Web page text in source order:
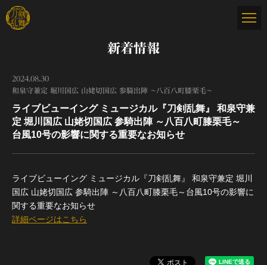
新着情報
2024.08.30
和泉守兼定 堀川国広 山姥切国広 参騎出陣 ～八百八町膝栗毛～
ライブビューイング ミュージカル『刀剣乱舞』 和泉守兼
定 堀川国広 山姥切国広 参騎出陣 ～八百八町膝栗毛～
台風10号の影響に関する重要なお知らせ
ライブビューイング ミュージカル『刀剣乱舞』 和泉守兼定 堀川
国広 山姥切国広 参騎出陣 ～八百八町膝栗毛～台風10号の影響に
関する重要なお知らせ
詳細ページはこちら